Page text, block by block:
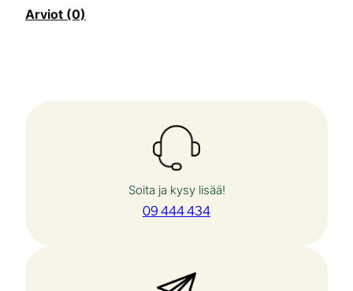
Arviot (0)
Soita ja kysy lisää!
09 444 434